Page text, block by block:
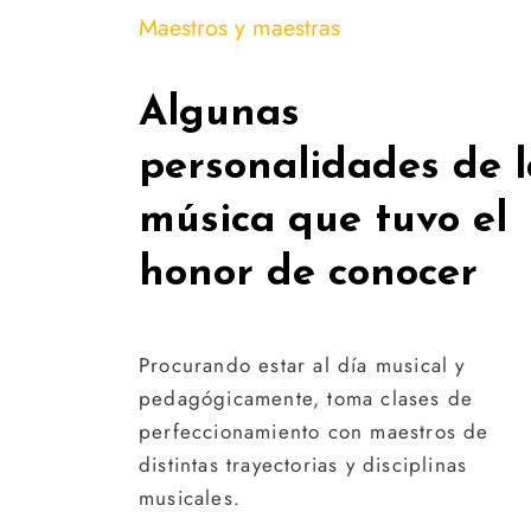
Maestros y maestras
Algunas
personalidades de
música que tuvo el
honor de conocer
Procurando estar al día musical y
pedagógicamente, toma clases de
perfeccionamiento con maestros de
distintas trayectorias y disciplinas
musicales.